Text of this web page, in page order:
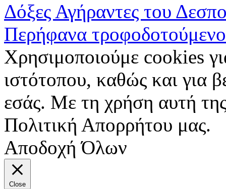
Δόξες Αγήραντες του
Περήφανα
Χρησιμοποιούμε cookies
ιστότοπου, καθώς και για
εσάς. Με τη χρήση αυτή
Πολιτική Απορρήτου μας.
Αποδοχή Όλων
Close